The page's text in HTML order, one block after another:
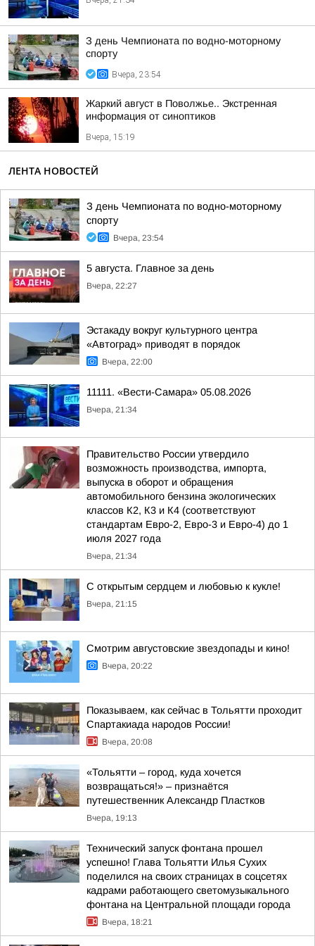
З день Чемпионата по водно-моторному
спорту
Вчера, 23:54
Жаркий август в Поволжье.. Экстренная
информация от синоптиков
Вчера, 15:19
ЛЕНТА НОВОСТЕЙ
З день Чемпионата по водно-моторному
спорту
Вчера, 23:54
5 августа. Главное за день
Вчера, 22:27
Эстакаду вокруг культурного центра
«Автоград» приводят в порядок
Вчера, 22:00
11111. «Вести-Самара» 05.08.2026
Вчера, 21:34
Правительство России утвердило
возможность производства, импорта,
выпуска в оборот и обращения
автомобильного бензина экологических
классов К2, К3 и К4 (соответствуют
стандартам Евро-2, Евро-3 и Евро-4) до 1
июля 2027 года
Вчера, 21:34
С открытым сердцем и любовью к кукле!
Вчера, 21:15
Смотрим августовские звездопады и кино!
Вчера, 20:22
Показываем, как сейчас в Тольятти проходит
Спартакиада народов России!
Вчера, 20:08
«Тольятти – город, куда хочется
возвращаться!» – признаётся
путешественник Александр Пластков
Вчера, 19:13
Технический запуск фонтана прошел
успешно! Глава Тольятти Илья Сухих
поделился на своих страницах в соцсетях
кадрами работающего светомузыкального
фонтана на Центральной площади города
Вчера, 18:21